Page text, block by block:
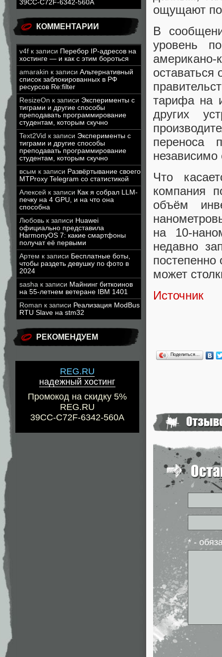
39CC-C72F-6342-560A
КОММЕНТАРИИ
v4f к записи Перебор IP-адресов на
хостинге — и как с этим бороться
amarakin к записи Альтернативный
список заблокированных в РФ
ресурсов Re:filter
ResizeOn к записи Эксперименты с
тиграми и другие способы
преподавать программирование
студентам, которым скучно
Text2Vid к записи Эксперименты с
тиграми и другие способы
преподавать программирование
студентам, которым скучно
всым к записи Развёртывание своего
MTProxy Telegram со статистикой
Алексей к записи Как я собрал LLM-
печку на 4 GPU, и на что она
способна
Любовь к записи Huawei
официально представила
HarmonyOS 7: какие смартфоны
получат её первыми
Артем к записи Бесплатные боты,
чтобы раздеть девушку по фото в
2024
sasha к записи Майнинг биткоинов
на 55-летнем ветеране IBM 1401
Roman к записи Реализация ModBus
RTU Slave на stm32
РЕКОМЕНДУЕМ
REG.RU
надежный хостинг
Промокод на скидку 5%
REG.RU
39CC-C72F-6342-560A
ощущают
В
уровень
американо-
оставаться
тарифа на
других
переноса
Что
компания
объём
на 10-
недавно
постепенно
может
Источник
Поделиться…
* -